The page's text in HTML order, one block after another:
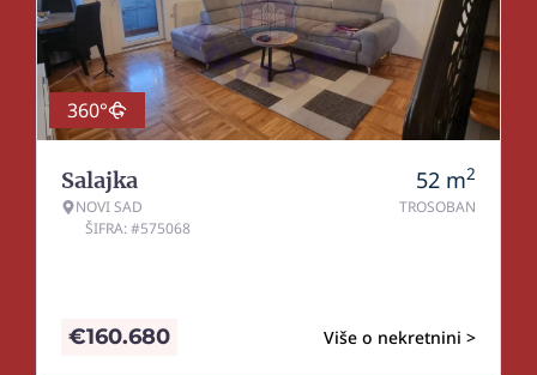
360°
Salajka
NOVI SAD
ŠIFRA: #575068
52 m2
TROSOBAN
Više o nekretnini >
€160.680